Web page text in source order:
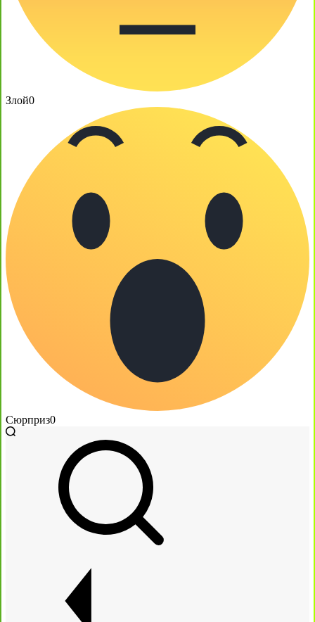
Злой0
Сюрприз0